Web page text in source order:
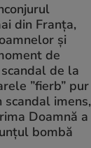
din Franța,
și
de
de la
”fierb” pur
imens,
Doamnă a
bombă